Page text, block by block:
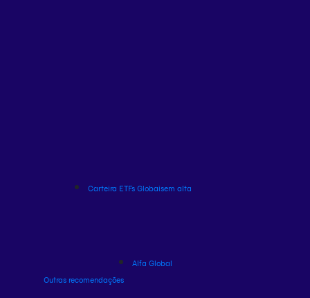
Carteira ETFs Globaisem alta
Alfa Global
Outras recomendações